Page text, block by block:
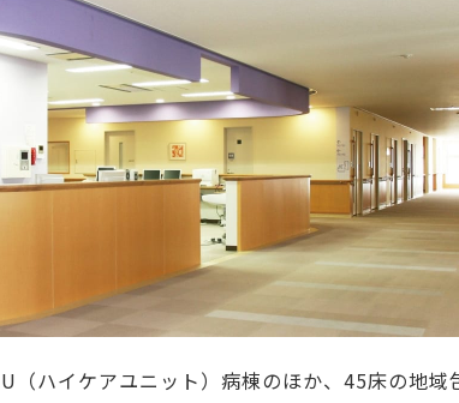
（ハイケアユニット）病棟のほか、45床の地域